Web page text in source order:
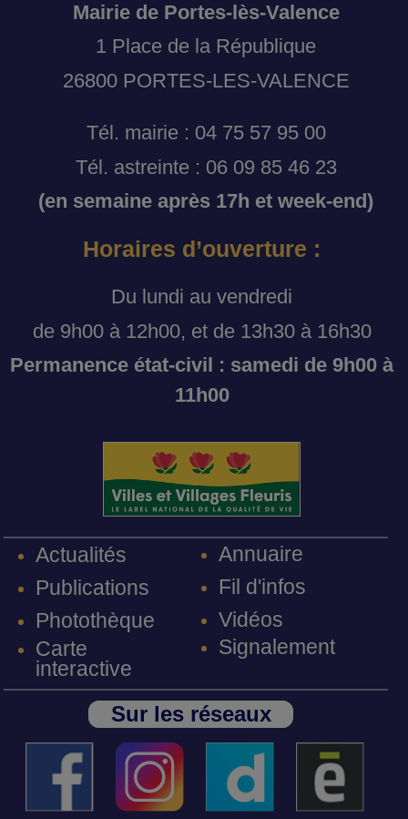
Mairie de Portes-lès-Valence
1 Place de la République
26800 PORTES-LES-VALENCE
Tél. mairie : 04 75 57 95 00
Tél. astreinte : 06 09 85 46 23
(en semaine après 17h et week-end)
Horaires d’ouverture :
Du lundi au vendredi
de 9h00 à 12h00, et de 13h30 à 16h30
Permanence état-civil : samedi de 9h00 à
11h00
Actualités
Publications
Photothèque
Carte
interactive
Annuaire
Fil d'infos
Vidéos
Signalement
Sur les réseaux